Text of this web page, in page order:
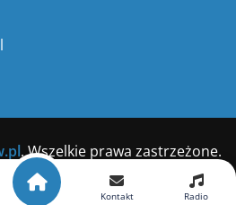
. Wszelkie prawa zastrzeżone.
xnc.pl
Kontakt Radio